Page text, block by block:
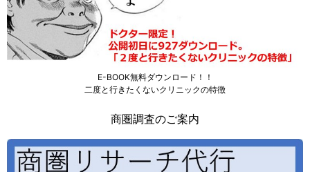
E-BOOK無料ダウンロード！！
二度と行きたくないクリニックの特徴
商圏調査のご案内